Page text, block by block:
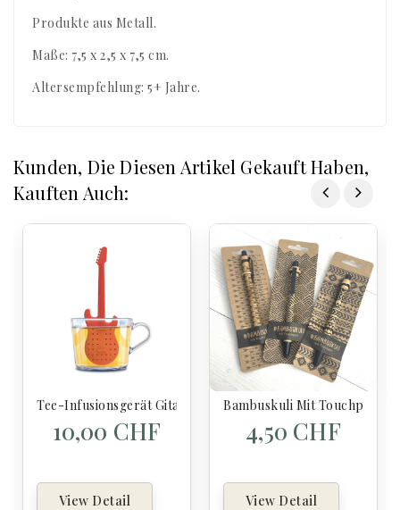
Produkte aus Metall.
Maße: 7,5 x 2,5 x 7,5 cm.
Altersempfehlung: 5+ Jahre.
Kunden, Die Diesen Artikel Gekauft Haben,
Kauften Auch:
Tee-Infusionsgerät Gitarre
10,00 CHF
View Detail
Bambuskuli Mit Touchpen
4,50 CHF
View Detail